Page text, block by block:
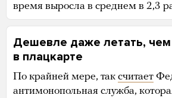
время выросла в среднем в 2,3
Дешевле даже летать, чем
в плацкарте
По крайней мере, так считает
антимонопольная служба,